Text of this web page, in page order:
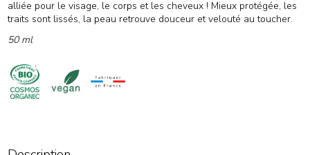
alliée pour le visage, le corps et les cheveux ! Mieux protégée, les
traits sont lissés, la peau retrouve douceur et velouté au toucher.
50 ml